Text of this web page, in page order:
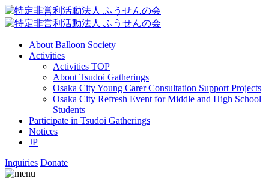
About Balloon Society
Activities
Activities TOP
About Tsudoi Gatherings
Osaka City Young Carer Consultation Support Projects
Osaka City Refresh Event for Middle and High School
Students
Participate in Tsudoi Gatherings
Notices
JP
Inquiries Donate